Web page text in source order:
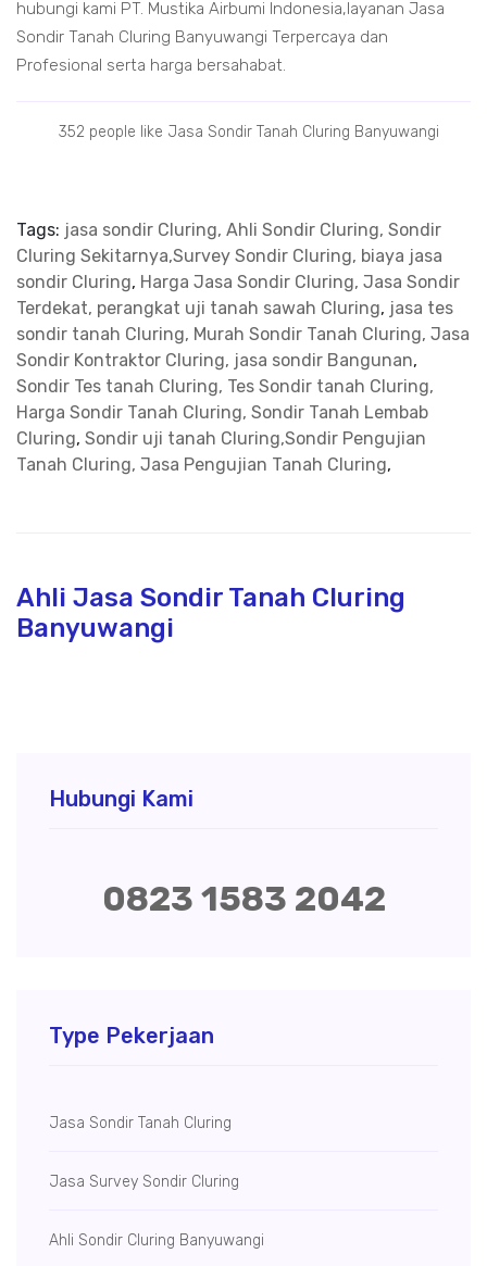
hubungi kami PT. Mustika Airbumi Indonesia,layanan Jasa
Sondir Tanah Cluring Banyuwangi Terpercaya dan
Profesional serta harga bersahabat.
352 people like Jasa Sondir Tanah Cluring Banyuwangi
Tags: jasa sondir Cluring, Ahli Sondir Cluring, Sondir
Cluring Sekitarnya,Survey Sondir Cluring, biaya jasa
sondir Cluring, Harga Jasa Sondir Cluring, Jasa Sondir
Terdekat, perangkat uji tanah sawah Cluring, jasa tes
sondir tanah Cluring, Murah Sondir Tanah Cluring, Jasa
Sondir Kontraktor Cluring, jasa sondir Bangunan,
Sondir Tes tanah Cluring, Tes Sondir tanah Cluring,
Harga Sondir Tanah Cluring, Sondir Tanah Lembab
Cluring, Sondir uji tanah Cluring,Sondir Pengujian
Tanah Cluring, Jasa Pengujian Tanah Cluring,
Ahli Jasa Sondir Tanah Cluring
Banyuwangi
Hubungi Kami
0823 1583 2042
Type Pekerjaan
Jasa Sondir Tanah Cluring
Jasa Survey Sondir Cluring
Ahli Sondir Cluring Banyuwangi